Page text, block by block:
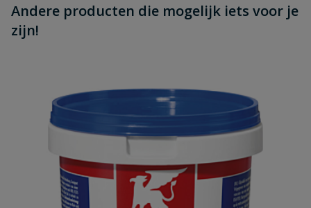
Andere producten die mogelijk iets voor je
zijn!